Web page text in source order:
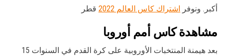
أكبر. ونوفر اشتراك كاس العالم 2022 قطر
مشاهدة كاس أمم أوروبا
بعد هيمنة المنتخبات الأوروبية على كرة القدم في السنوات 15